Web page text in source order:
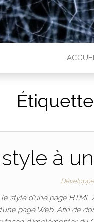
à
style d’une page
page Web. Afin de